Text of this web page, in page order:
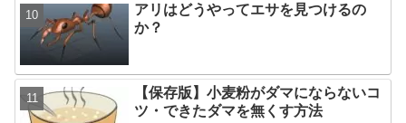
アリはどうやってエサを見つけるの
か？
【保存版】小麦粉がダマにならないコ
ツ・できたダマを無くす方法